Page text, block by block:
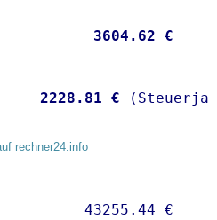
3604.62 €
2228.81 €
rechner24.info
43255.44 €